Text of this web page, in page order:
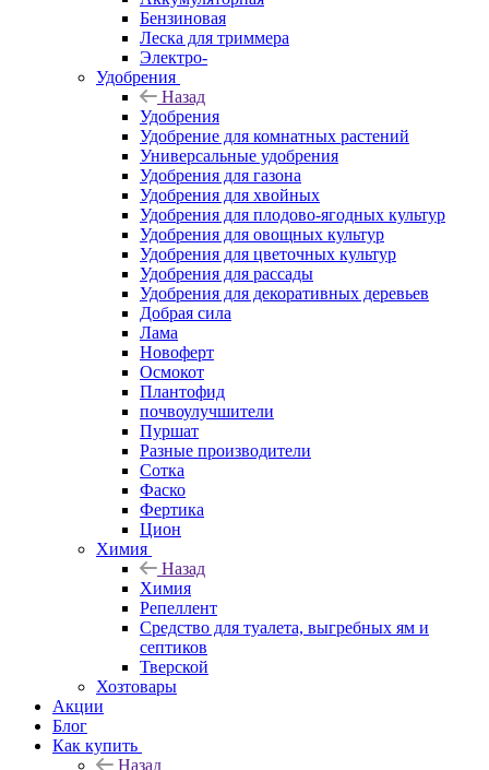
Бензиновая
Леска для триммера
Электро-
Удобрения
Назад
Удобрения
Удобрение для комнатных растений
Универсальные удобрения
Удобрения для газона
Удобрения для хвойных
Удобрения для плодово-ягодных культур
Удобрения для овощных культур
Удобрения для цветочных культур
Удобрения для рассады
Удобрения для декоративных деревьев
Добрая сила
Лама
Новоферт
Осмокот
Плантофид
почвоулучшители
Пуршат
Разные производители
Сотка
Фаско
Фертика
Цион
Химия
Назад
Химия
Репеллент
Средство для туалета, выгребных ям и
септиков
Тверской
Хозтовары
Акции
Блог
Как купить
Назад